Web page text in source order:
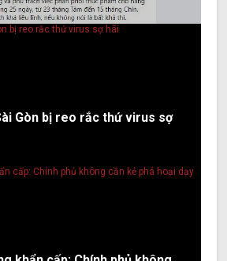
Gòn bị reo rắc thứ virus sợ